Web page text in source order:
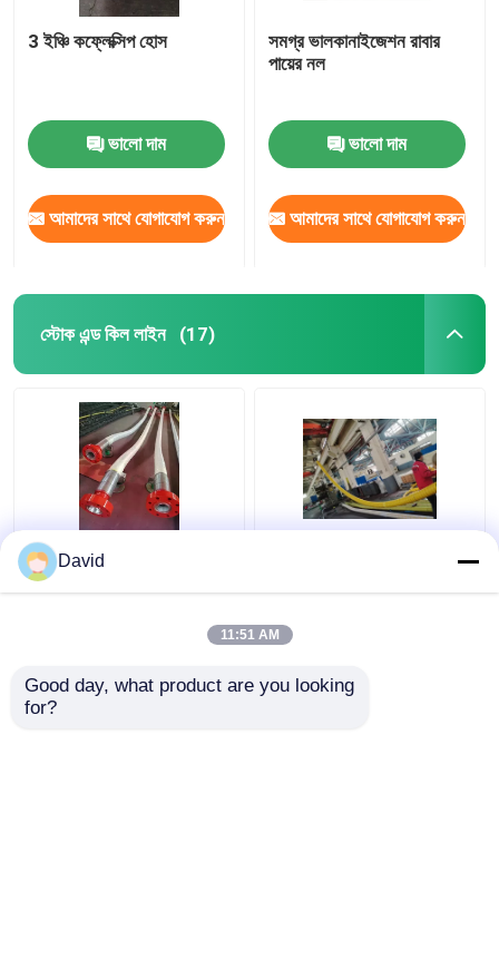
3 ইঞ্চি কফ্লেক্সিপ হোস
ভালো দাম
আমাদের সাথে যোগাযোগ করুন
সমগ্র ভালকানাইজেশন রাবার
পায়ের নল
ভালো দাম
আমাদের সাথে যোগাযোগ করুন
স্টোক এন্ড কিল লাইন (17)
89mm বপ কন্ট্রোল পায়ের পাতার
মোজাবিশেষ
David
11:51 AM
Good day, what product are you looking
for?